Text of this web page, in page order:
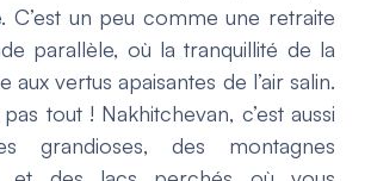
C’est un peu comme une retraite
parallèle, où la tranquillité de la
aux vertus apaisantes de l’air salin.
tout ! Nakhitchevan, c’est aussi
grandioses, des montagnes